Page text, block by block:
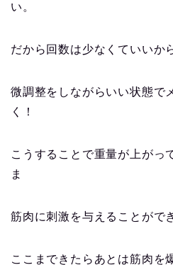
い。
だから 回数は少なくていいか
微調整をしながらいい状態で
く！
こうすることで重量が上がっ
ま
筋肉に刺激を与えることが
ここまできたらあとは筋肉を